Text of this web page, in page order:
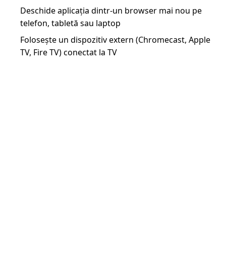
Deschide aplicația dintr-un browser mai nou pe
telefon, tabletă sau laptop
Folosește un dispozitiv extern (Chromecast, Apple
TV, Fire TV) conectat la TV